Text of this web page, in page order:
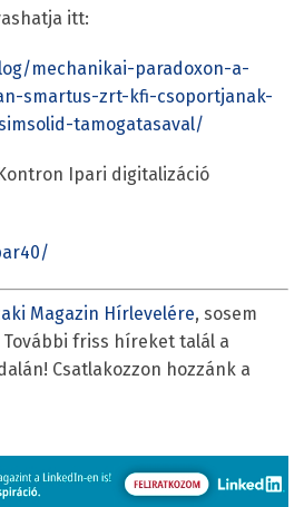
itt:
mechanikai-paradoxon-a-
smartus-zrt-kfi-csoportjanak-
tamogatasaval/
Ipari digitalizáció
Magazin Hírlevelére, sosem
friss híreket talál a
Csatlakozzon hozzánk a